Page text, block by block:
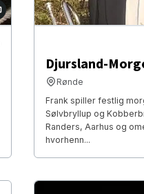
Djursland-
Rønde
Frank spiller festlig
Sølvbryllup og
Randers, Aarhus og
hvorhenn...